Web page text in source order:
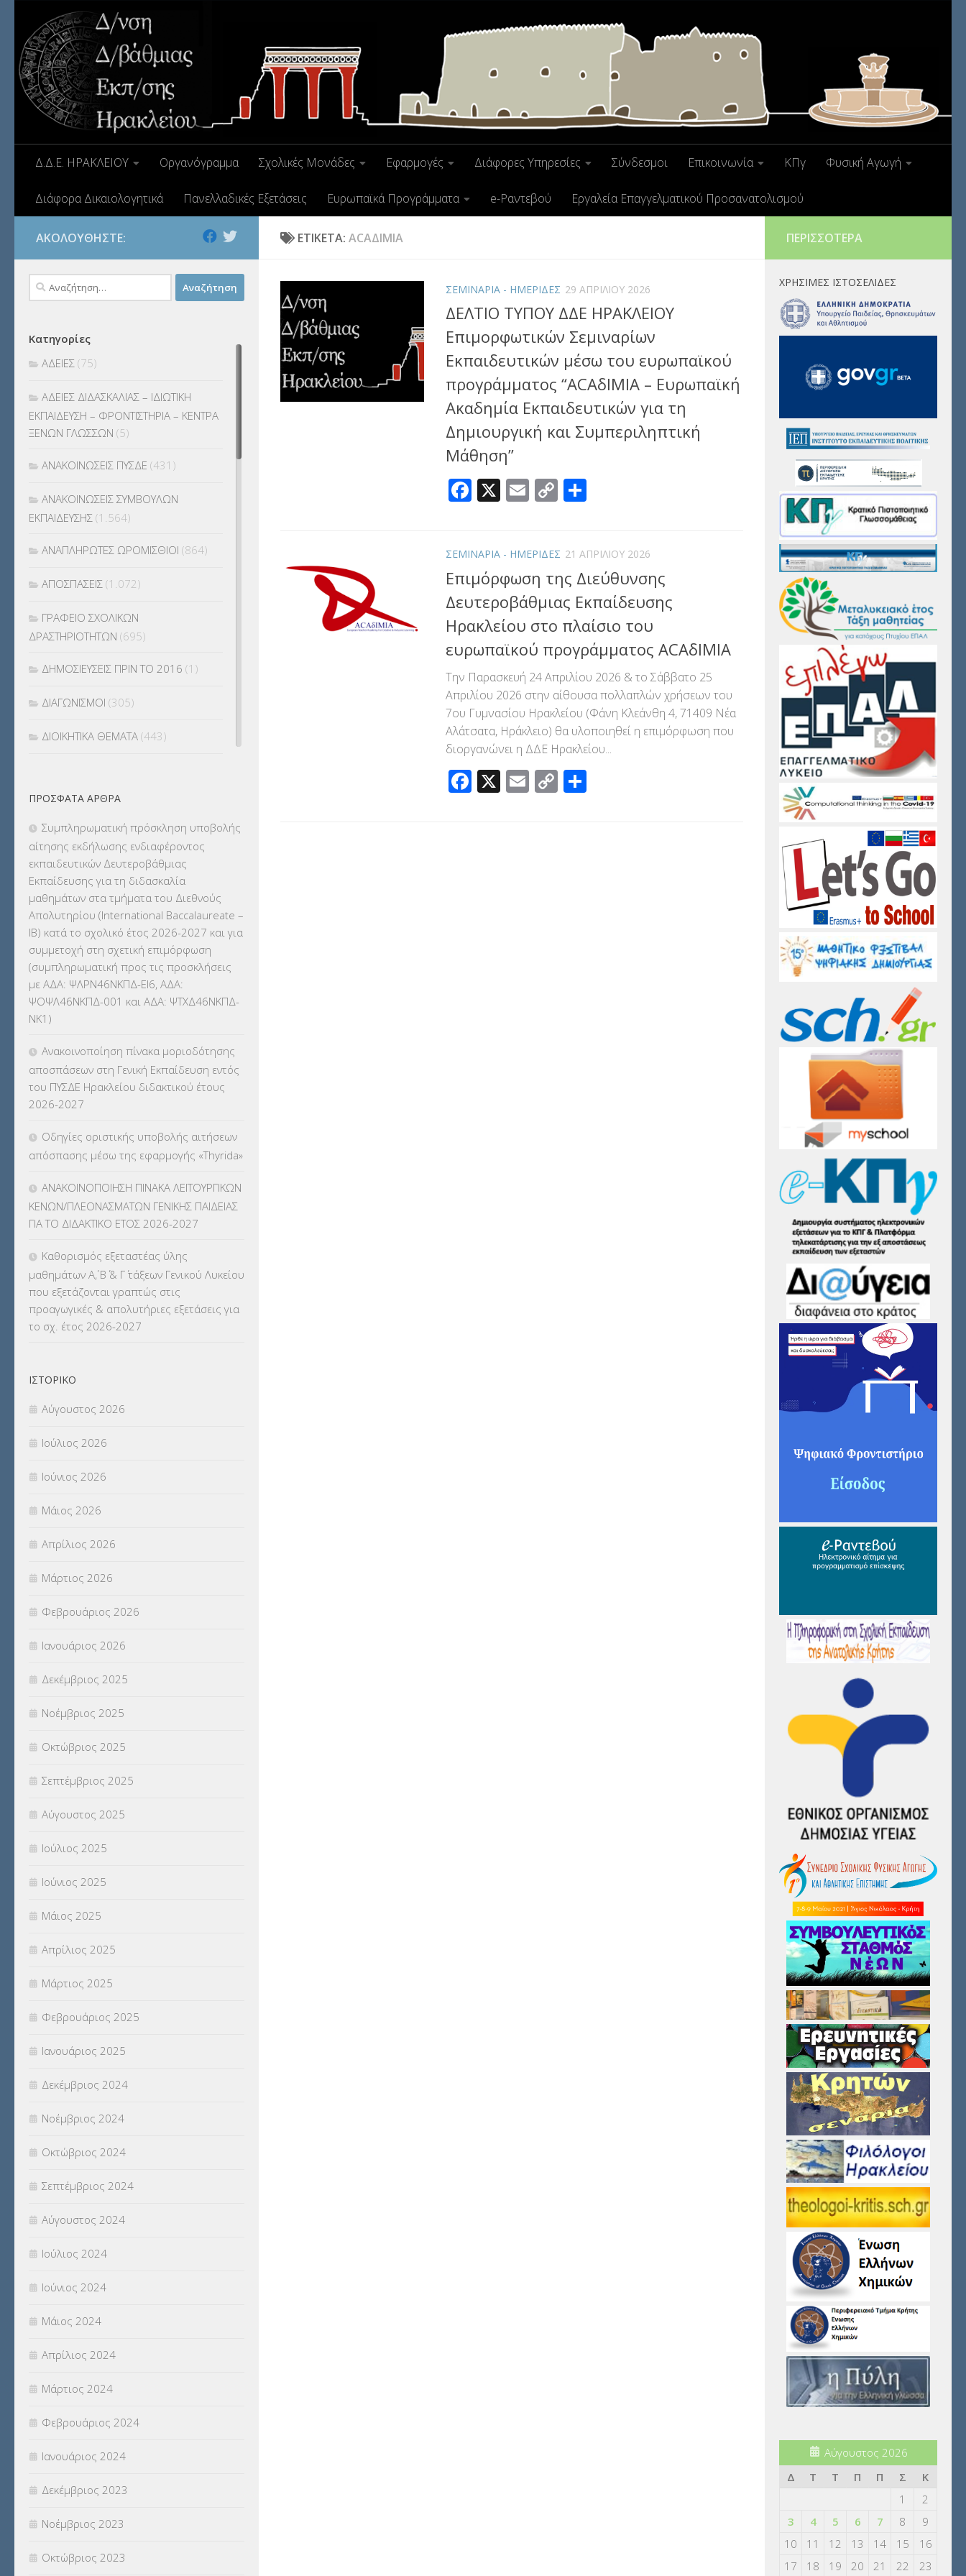
Δ.Δ.Ε. ΗΡΑΚΛΕΙΟΥ Οργανόγραμμα Σχολικές Μονάδες Εφαρμογές Διάφορες Υπηρεσίες Σύνδεσμοι Επικοινωνία ΚΠγ Φυσική Αγωγή
Διάφορα Δικαιολογητικά Πανελλαδικές Εξετάσεις Ευρωπαϊκά Προγράμματα e-Ραντεβού Εργαλεία Επαγγελματικού Προσανατολισμού
ΕΤΙΚΈΤΑ: ACAΔΙΜΙΑ
ΣΕΜΙΝΑΡΙΑ - ΗΜΕΡΙΔΕΣ 29 ΑΠΡΙΛΊΟΥ 2026
ΔΕΛΤΙΟ ΤΥΠΟΥ ΔΔΕ ΗΡΑΚΛΕΙΟΥ
Επιμορφωτικών Σεμιναρίων
Εκπαιδευτικών μέσω του ευρωπαϊκού
προγράμματος “ACΑδΙΜΙΑ – Ευρωπαϊκή
Ακαδημία Εκπαιδευτικών για τη
Δημιουργική και Συμπεριληπτική
Μάθηση”
Facebook
X Email
Copy
ΣΕΜΙΝΑΡΙΑ - ΗΜΕΡΙΔΕΣ 21 ΑΠΡΙΛΊΟΥ 2026
Επιμόρφωση της Διεύθυνσης
Δευτεροβάθμιας Εκπαίδευσης
Ηρακλείου στο πλαίσιο του
ευρωπαϊκού προγράμματος ACAδΙΜΙΑ
Tην Παρασκευή 24 Απριλίου 2026 & το Σάββατο 25
Απριλίου 2026 στην αίθουσα πολλαπλών χρήσεων του
7ου Γυμνασίου Ηρακλείου (Φάνη Κλεάνθη 4, 71409 Νέα
Αλάτσατα, Ηράκλειο) θα υλοποιηθεί η επιμόρφωση που
διοργανώνει η ΔΔΕ Ηρακλείου...
Facebook
X Email
Copy
ΑΚΟΛΟΥΘΉΣΤΕ:
Αναζήτηση
για:
Κατηγορίες
ΑΔΕΙΕΣ (75)
ΑΔΕΙΕΣ ΔΙΔΑΣΚΑΛΙΑΣ – ΙΔΙΩΤΙΚΗ
ΕΚΠΑΙΔΕΥΣΗ – ΦΡΟΝΤΙΣΤΗΡΙΑ – ΚΕΝΤΡΑ
ΞΕΝΩΝ ΓΛΩΣΣΩΝ (5)
ΑΝΑΚΟΙΝΩΣΕΙΣ ΠΥΣΔΕ (431)
ΑΝΑΚΟΙΝΩΣΕΙΣ ΣΥΜΒΟΥΛΩΝ
ΕΚΠΑΙΔΕΥΣΗΣ (1.564)
ΑΝΑΠΛΗΡΩΤΕΣ ΩΡΟΜΙΣΘΙΟΙ (864)
ΑΠΟΣΠΑΣΕΙΣ (1.072)
ΓΡΑΦΕΙΟ ΣΧΟΛΙΚΩΝ
ΔΡΑΣΤΗΡΙΟΤΗΤΩΝ (695)
ΔΗΜΟΣΙΕΥΣΕΙΣ ΠΡΙΝ ΤΟ 2016 (1)
ΔΙΑΓΩΝΙΣΜΟΙ (305)
ΔΙΟΙΚΗΤΙΚΑ ΘΕΜΑΤΑ (443)
ΕΚΔΡΟΜΕΣ(7.354)
ΕΚΠΑΙΔΕΥΤΙΚΑ ΘΕΜΑΤΑ (2.824)
ΕΠΑΛ(366)
ΕΠΙΜΟΡΦΩΣΗ Τ.Π.Ε.(10)
ΕΥΡΩΠΑΪΚΑ ΠΡΟΓΡΑΜΜΑΤΑ(230)
ΚΕΣΥ(60)
ΚΕΣΥΠ(109)
ΓΛΩΣΣΟΜΑΘΕΙΑΣ(135)
ΚΠπ- ΚΡΑΤΙΚΟ ΠΙΣΤΟΠΟΙΗΤΙΚΟ
ΠΛΗΡΟΦΟΡΙΚΗΣ
ΛΟΙΠΑ(309)
ΜΕΤΑΘΕΣΕΙΣ-ΤΟΠΟΘΕΤΗΣΕΙΣ
ΒΕΛΤΙΩΣΕΙΣ(319)
ΜΕΤΑΤΑΞΕΙΣ(87)
ΜΕΤΑΦΟΡΑ ΜΑΘΗΤΩΝ(3)
ΝΟΜΟΘΕΣΙΑ(66)
(18)
ΣΥΝΤΑΞΕΙΣ(12)
ΣΧΟΛΙΚΟΙ ΣΥΜΒΟΥΛΟΙ
ΥΠΕΡΑΡΙΘΜΟΙ(1)
ΥΠΟΤΡΟΦΙΕΣ(28)
ΦΥΣΙΚΗ ΑΓΩΓΗ(692)
Χωρίς κατηγορία
ΠΡΌΣΦΑΤΑ ΆΡΘΡΑ
Συμπληρωματική πρόσκληση υποβολής
αίτησης εκδήλωσης ενδιαφέροντος
εκπαιδευτικών Δευτεροβάθμιας
Εκπαίδευσης για τη διδασκαλία
μαθημάτων στα τμήματα του Διεθνούς
Απολυτηρίου (International Baccalaureate –
IB) κατά το σχολικό έτος 2026-2027 και για
συμμετοχή στη σχετική επιμόρφωση
(συμπληρωματική προς τις προσκλήσεις
με ΑΔΑ: ΨΛΡΝ46ΝΚΠΔ-ΕΙ6, ΑΔΑ:
ΨΟΨΛ46ΝΚΠΔ-001 και ΑΔΑ: ΨΤΧΔ46ΝΚΠΔ-
ΝΚ1)
Ανακοινοποίηση πίνακα μοριοδότησης
αποσπάσεων στη Γενική Εκπαίδευση εντός
του ΠΥΣΔΕ Ηρακλείου διδακτικού έτους
2026-2027
Οδηγίες οριστικής υποβολής αιτήσεων
απόσπασης μέσω της εφαρμογής «Thyrida»
ΑΝΑΚΟΙΝΟΠΟΙΗΣΗ ΠΙΝΑΚΑ ΛΕΙΤΟΥΡΓΙΚΩΝ
ΚΕΝΩΝ/ΠΛΕΟΝΑΣΜΑΤΩΝ ΓΕΝΙΚΗΣ ΠΑΙΔΕΙΑΣ
ΓΙΑ ΤΟ ΔΙΔΑΚΤΙΚΟ ΕΤΟΣ 2026-2027
Καθορισμός εξεταστέας ύλης
μαθημάτων Α΄, Β΄ & Γ΄ τάξεων Γενικού Λυκείου
που εξετάζονται γραπτώς στις
προαγωγικές & απολυτήριες εξετάσεις για
το σχ. έτος 2026-2027
ΙΣΤΟΡΙΚΌ
Αύγουστος 2026
Ιούλιος 2026
Ιούνιος 2026
Μάιος 2026
Απρίλιος 2026
Μάρτιος 2026
Φεβρουάριος 2026
Ιανουάριος 2026
Δεκέμβριος 2025
Νοέμβριος 2025
Οκτώβριος 2025
Σεπτέμβριος 2025
Αύγουστος 2025
Ιούλιος 2025
Ιούνιος 2025
Μάιος 2025
Απρίλιος 2025
Μάρτιος 2025
Φεβρουάριος 2025
Ιανουάριος 2025
Δεκέμβριος 2024
Νοέμβριος 2024
Οκτώβριος 2024
Σεπτέμβριος 2024
Αύγουστος 2024
Ιούλιος 2024
Ιούνιος 2024
Μάιος 2024
Απρίλιος 2024
Μάρτιος 2024
Φεβρουάριος 2024
Ιανουάριος 2024
Δεκέμβριος 2023
Νοέμβριος 2023
Οκτώβριος 2023
ΠΕΡΙΣΣΌΤΕΡΑ
ΧΡΉΣΙΜΕΣ ΙΣΤΟΣΕΛΊΔΕΣ
Αύγουστος 2026
Δ
Τ Τ Π Π Σ
Κ
1
2
3
4 5 6 7 8
9
10
11 12 13 14 15
16
17
18 19 20 21 22 23